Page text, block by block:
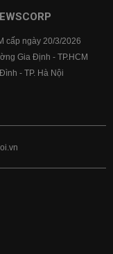
cấp ngày 20/3/2026
Gia Định - TP.HCM
- TP. Hà Nội